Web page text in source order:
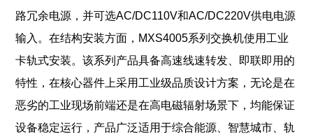
路冗余电源，并可选AC/DC110V和AC/DC220V供电电源
输入。在结构安装方面，MXS4005系列交换机使用工业
卡轨式安装。该系列产品具备高速线速转发、即联即用的
特性，在核心器件上采用工业级品质设计方案，无论是在
恶劣的工业现场前端还是在高电磁辐射场景下，均能保证
设备稳定运行，产品广泛适用于综合能源、智慧城市、轨